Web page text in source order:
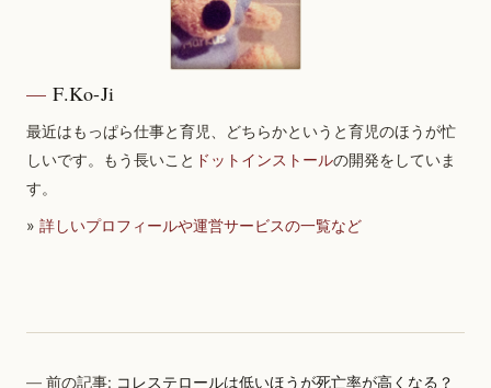
F.Ko-Ji
最近はもっぱら仕事と育児、どちらかというと育児のほうが忙
しいです。もう長いこと ドットインストールの開発をしていま
す。
» 詳しいプロフィールや運営サービスの一覧など
前の記事: コレステロールは低いほうが死亡率が高くなる？